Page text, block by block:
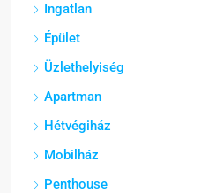
Ingatlan
Épület
Üzlethelyiség
Apartman
Hétvégiház
Mobilház
Penthouse